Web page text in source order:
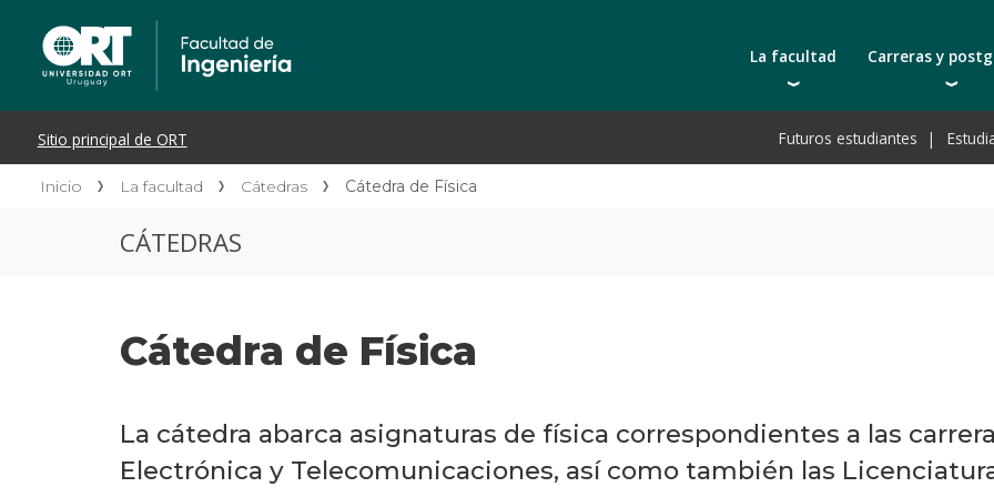
La facultad
Autoridades
Docentes | Escuela de Ingeniería
Carreras y
Carreras
Tecnicaturas
Futuros estudiantes
Inicio La facultad Cátedras Cátedra de Física
CÁTEDRAS
Cátedra de Física
La cátedra abarca asignaturas de física correspondientes a las
Electrónica y Telecomunicaciones, así como también las